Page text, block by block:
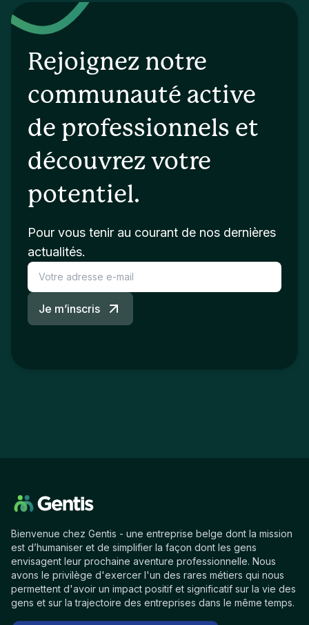
Rejoignez notre
communauté active
de professionnels et
découvrez votre
potentiel.
Pour vous tenir au courant de nos dernières
actualités.
Je m’inscris
Bienvenue chez Gentis - une entreprise belge dont la mission
est d’humaniser et de simplifier la façon dont les gens
envisagent leur prochaine aventure professionnelle. Nous
avons le privilège d'exercer l'un des rares métiers qui nous
permettent d'avoir un impact positif et significatif sur la vie des
gens et sur la trajectoire des entreprises dans le même temps.